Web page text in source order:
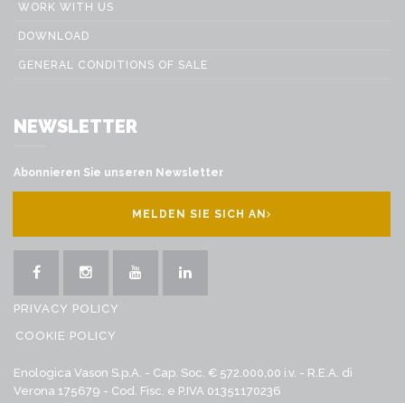
WORK WITH US
DOWNLOAD
GENERAL CONDITIONS OF SALE
NEWSLETTER
Abonnieren Sie unseren Newsletter
MELDEN SIE SICH AN
PRIVACY POLICY
COOKIE POLICY
Enologica Vason S.p.A. - Cap. Soc. € 572.000,00 i.v. - R.E.A. di
Verona 175679 - Cod. Fisc. e P.IVA 01351170236